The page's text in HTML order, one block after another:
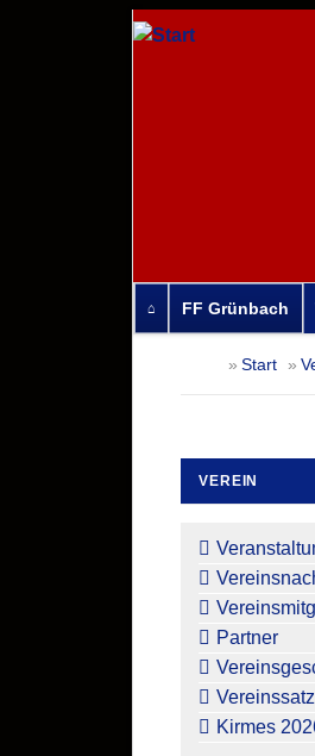
FF Grünbach
überspringen
Start
VEREIN
überspringen
Partner
Kirmes